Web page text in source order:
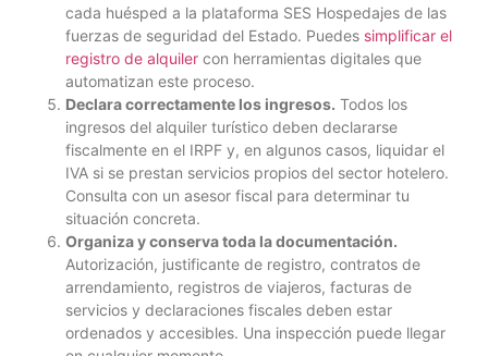
cada huésped a la plataforma SES Hospedajes de las
fuerzas de seguridad del Estado. Puedes simplificar el
registro de alquiler con herramientas digitales que
automatizan este proceso.
Declara correctamente los ingresos. Todos los
ingresos del alquiler turístico deben declararse
fiscalmente en el IRPF y, en algunos casos, liquidar el
IVA si se prestan servicios propios del sector hotelero.
Consulta con un asesor fiscal para determinar tu
situación concreta.
Organiza y conserva toda la documentación.
Autorización, justificante de registro, contratos de
arrendamiento, registros de viajeros, facturas de
servicios y declaraciones fiscales deben estar
ordenados y accesibles. Una inspección puede llegar